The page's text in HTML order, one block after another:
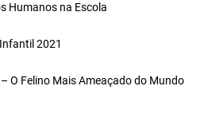
Humanos na Escola
2021
O Felino Mais Ameaçado do Mundo